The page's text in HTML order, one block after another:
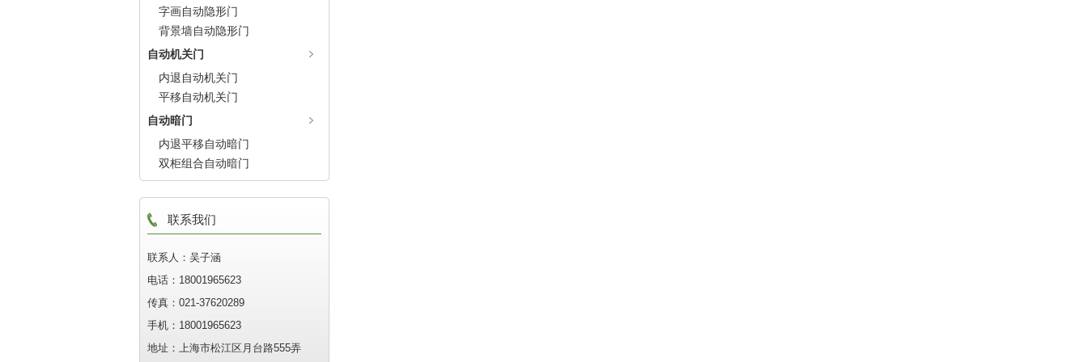
字画自动隐形门
背景墙自动隐形门
自动机关门
内退自动机关门
平移自动机关门
自动暗门
内退平移自动暗门
双柜组合自动暗门
联系我们
联系人：吴子涵
电话：18001965623
传真：021-37620289
手机：18001965623
地址：上海市松江区月台路555弄